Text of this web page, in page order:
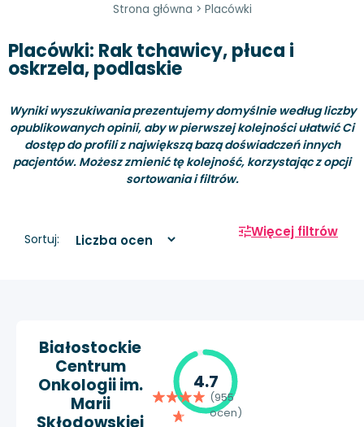
Strona główna > Placówki
Placówki: Rak tchawicy, płuca i
oskrzela, podlaskie
Wyniki wyszukiwania prezentujemy domyślnie według liczby
opublikowanych opinii, aby w pierwszej kolejności ułatwić Ci
dostęp do profili z największą bazą doświadczeń innych
pacjentów. Możesz zmienić tę kolejność, korzystając z opcji
sortowania i filtrów.
Sortuj: Więcej filtrów
Białostockie
Centrum
Onkologii im.
Marii
4.7
(955
ocen)